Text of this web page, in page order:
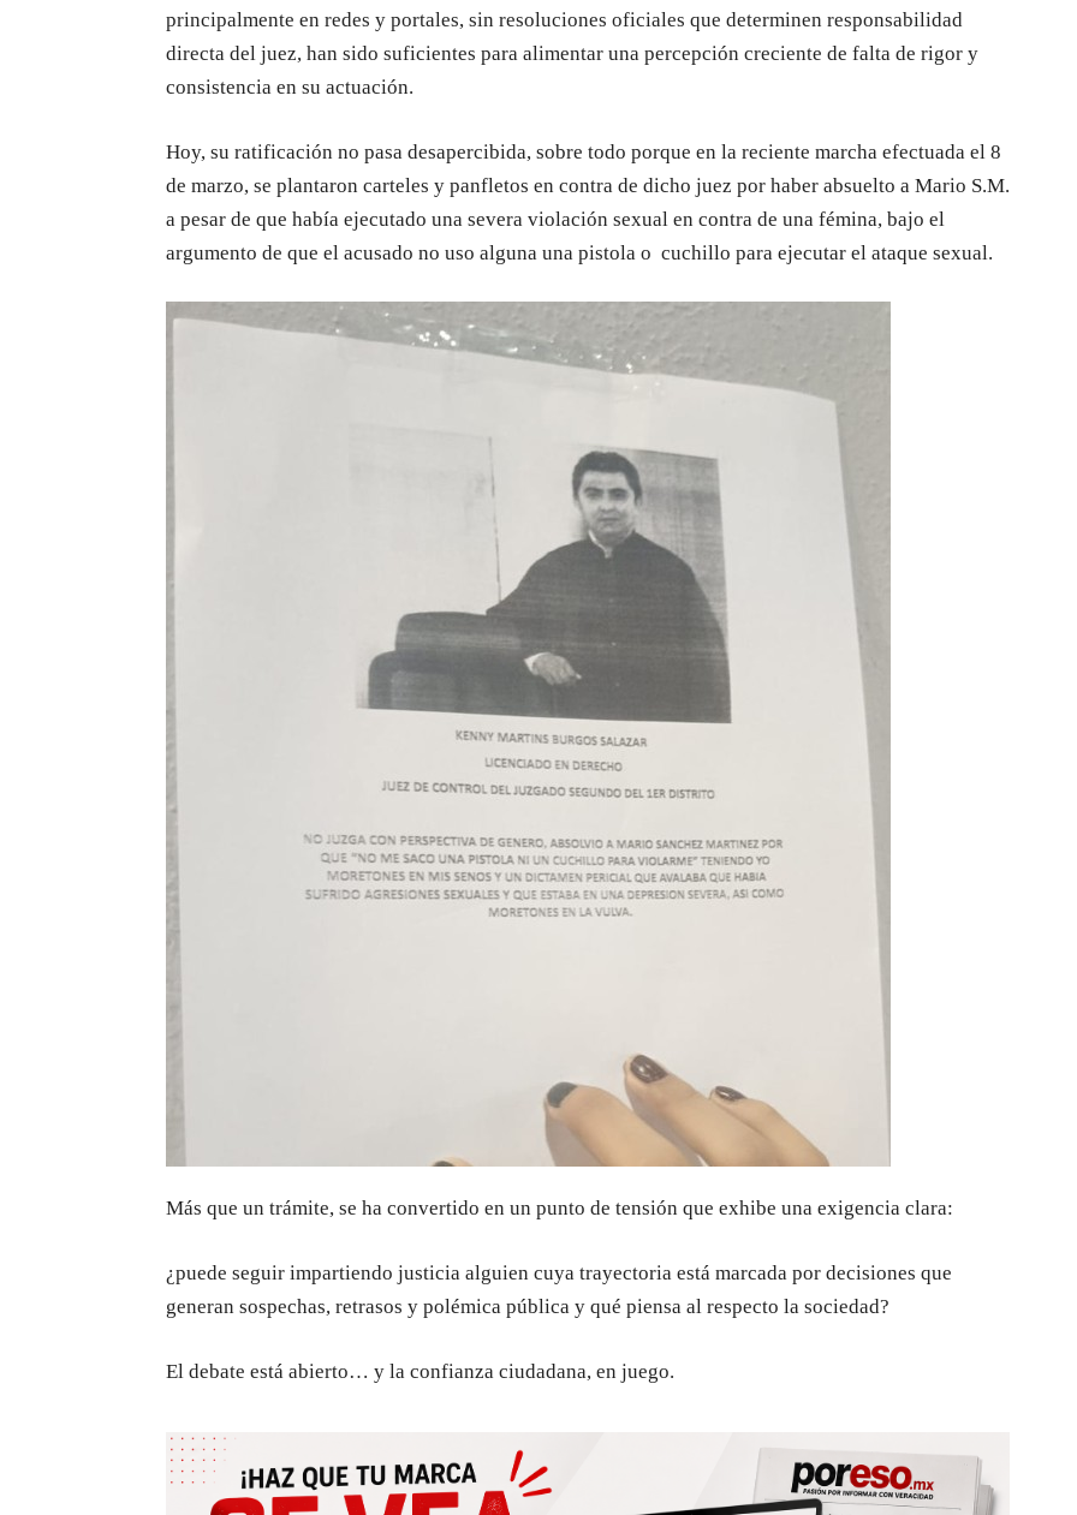
principalmente en redes y portales, sin resoluciones oficiales que determinen responsabilidad
directa del juez, han sido suficientes para alimentar una percepción creciente de falta de rigor y
consistencia en su actuación.
Hoy, su ratificación no pasa desapercibida, sobre todo porque en la reciente marcha efectuada el 8
de marzo, se plantaron carteles y panfletos en contra de dicho juez por haber absuelto a Mario S.M.
a pesar de que había ejecutado una severa violación sexual en contra de una fémina, bajo el
argumento de que el acusado no uso alguna una pistola o cuchillo para ejecutar el ataque sexual.
Más que un trámite, se ha convertido en un punto de tensión que exhibe una exigencia clara:
¿puede seguir impartiendo justicia alguien cuya trayectoria está marcada por decisiones que
generan sospechas, retrasos y polémica pública y qué piensa al respecto la sociedad?
El debate está abierto… y la confianza ciudadana, en juego.